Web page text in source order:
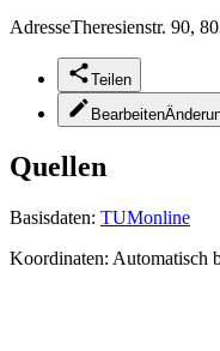
AdresseTheresienstr. 90,
Teilen
Bearbeiten
Quellen
Basisdaten: TUMonline
Koordinaten: Automatisch